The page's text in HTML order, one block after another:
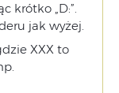
krótko „D:”.
jak wyżej.
XXX to